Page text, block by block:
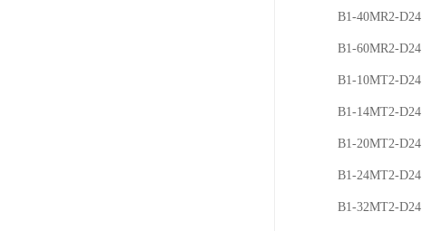
B1-40MR2-D24
B1-60MR2-D24
B1-10MT2-D24
B1-14MT2-D24
B1-20MT2-D24
B1-24MT2-D24
B1-32MT2-D24